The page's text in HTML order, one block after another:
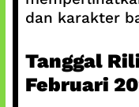
dan karakter
Tanggal
Februari